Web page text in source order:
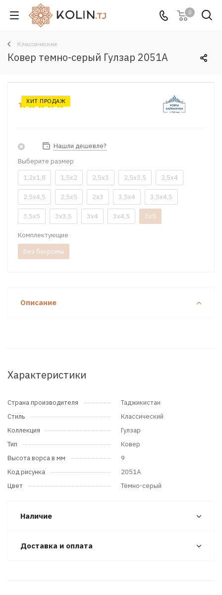
0
Классические
Ковер темно-серый Гулзар 2051A
ХИТ ПРОДАЖ
Нашли дешевле?
Выберите размер
1,2x1,8
1,5x2 2,5x3 2,5x3,5 2,5x4
2,5x4,5 2,5x5 2x3 3,5x4 3,5x4,5
3,5x5 3x3,5 3x4 3x4,5 3x5
Комплектующие
Без бахромы
Описание
Характеристики
Страна производителя
Таджикистан
Стиль
Классический
Коллекция
Гулзар
Тип
Ковер
Высота ворса в мм
9
Код рисунка
2051A
Цвет
Тёмно-серый
Наличие
Доставка и оплата